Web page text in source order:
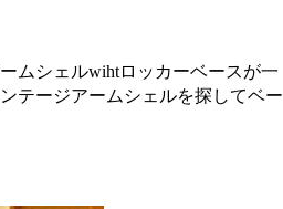
ムシェルwihtロッカーベースが一
テージアームシェルを探してベー